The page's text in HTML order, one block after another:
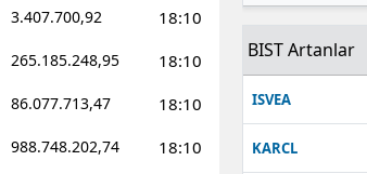
Muş
Nevşehir
Niğde
Ordu
3.407.700,92 18:10
265.185.248,95 18:10
86.077.713,47 18:10
988.748.202,74 18:10
BIST Artanlar
ISVEA
KARCL